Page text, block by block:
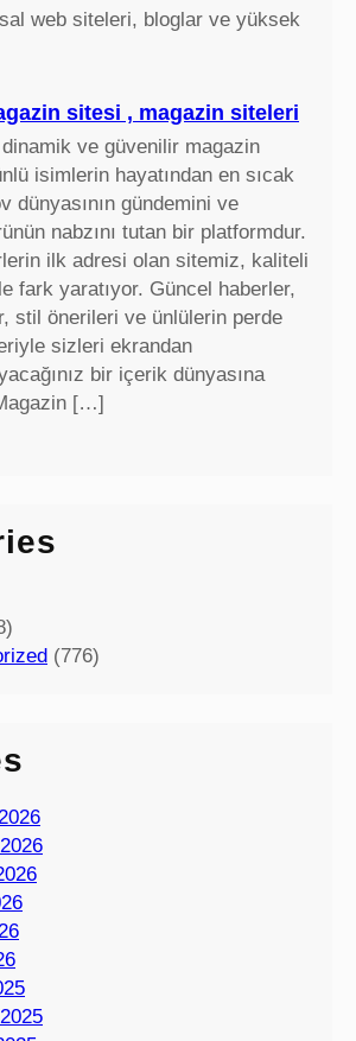
web siteleri, bloglar ve yüksek
sitesi , magazin siteleri
ve güvenilir magazin
isimlerin hayatından en sıcak
dünyasının gündemini ve
nabzını tutan bir platformdur.
ilk adresi olan sitemiz, kaliteli
fark yaratıyor. Güncel haberler,
stil önerileri ve ünlülerin perde
sizleri ekrandan
bir içerik dünyasına
[…]
(776)